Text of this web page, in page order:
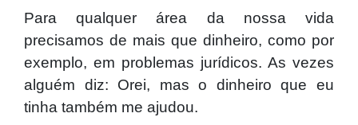
Para qualquer área da nossa vida
precisamos de mais que dinheiro, como por
exemplo, em problemas jurídicos. As vezes
alguém diz: Orei, mas o dinheiro que eu
tinha também me ajudou.